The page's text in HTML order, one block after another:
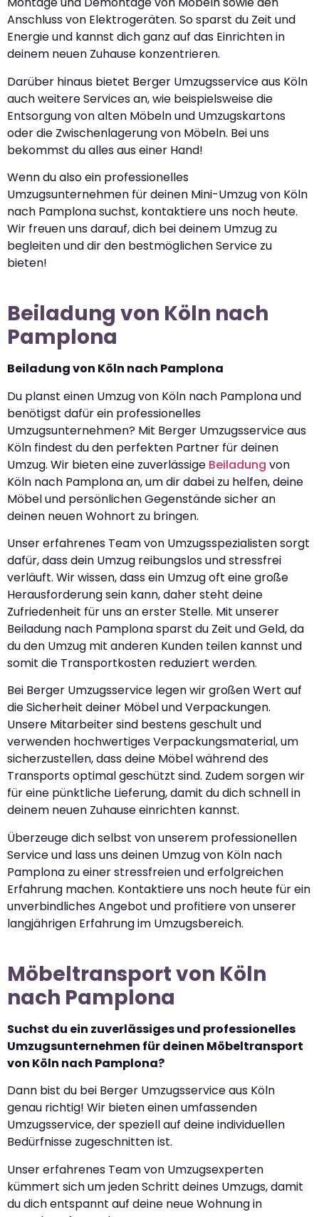
Anschluss von Elektrogeräten. So sparst du Zeit und
Energie und kannst dich ganz auf das Einrichten in
deinem neuen Zuhause konzentrieren.
Darüber hinaus bietet Berger Umzugsservice aus Köln
auch weitere Services an, wie beispielsweise die
Entsorgung von alten Möbeln und Umzugskartons
oder die Zwischenlagerung von Möbeln. Bei uns
bekommst du alles aus einer Hand!
Wenn du also ein professionelles
Umzugsunternehmen für deinen Mini-Umzug von Köln
nach Pamplona suchst, kontaktiere uns noch heute.
Wir freuen uns darauf, dich bei deinem Umzug zu
begleiten und dir den bestmöglichen Service zu
bieten!
Beiladung von Köln nach
Pamplona
Beiladung von Köln nach Pamplona
Du planst einen Umzug von Köln nach Pamplona und
benötigst dafür ein professionelles
Umzugsunternehmen? Mit Berger Umzugsservice aus
Köln findest du den perfekten Partner für deinen
Umzug. Wir bieten eine zuverlässige Beiladung von
Köln nach Pamplona an, um dir dabei zu helfen, deine
Möbel und persönlichen Gegenstände sicher an
deinen neuen Wohnort zu bringen.
Unser erfahrenes Team von Umzugsspezialisten sorgt
dafür, dass dein Umzug reibungslos und stressfrei
verläuft. Wir wissen, dass ein Umzug oft eine große
Herausforderung sein kann, daher steht deine
Zufriedenheit für uns an erster Stelle. Mit unserer
Beiladung nach Pamplona sparst du Zeit und Geld, da
du den Umzug mit anderen Kunden teilen kannst und
somit die Transportkosten reduziert werden.
Bei Berger Umzugsservice legen wir großen Wert auf
die Sicherheit deiner Möbel und Verpackungen.
Unsere Mitarbeiter sind bestens geschult und
verwenden hochwertiges Verpackungsmaterial, um
sicherzustellen, dass deine Möbel während des
Transports optimal geschützt sind. Zudem sorgen wir
für eine pünktliche Lieferung, damit du dich schnell in
deinem neuen Zuhause einrichten kannst.
Überzeuge dich selbst von unserem professionellen
Service und lass uns deinen Umzug von Köln nach
Pamplona zu einer stressfreien und erfolgreichen
Erfahrung machen. Kontaktiere uns noch heute für ein
unverbindliches Angebot und profitiere von unserer
langjährigen Erfahrung im Umzugsbereich.
Möbeltransport von Köln
nach Pamplona
Suchst du ein zuverlässiges und professionelles
Umzugsunternehmen für deinen Möbeltransport
von Köln nach Pamplona?
Dann bist du bei Berger Umzugsservice aus Köln
genau richtig! Wir bieten einen umfassenden
Umzugsservice, der speziell auf deine individuellen
Bedürfnisse zugeschnitten ist.
Unser erfahrenes Team von Umzugsexperten
kümmert sich um jeden Schritt deines Umzugs, damit
du dich entspannt auf deine neue Wohnung in